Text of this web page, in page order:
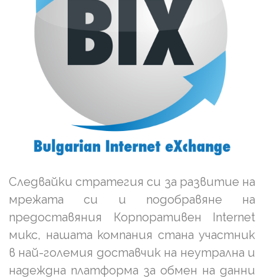
Следвайки стратегия си за развитие на
мрежата си и подобравяне на
предоставяния Корпоративен Internet
микс, нашата компания стана участник
в най-големия доставчик на неутрална и
надеждна платформа за обмен на данни